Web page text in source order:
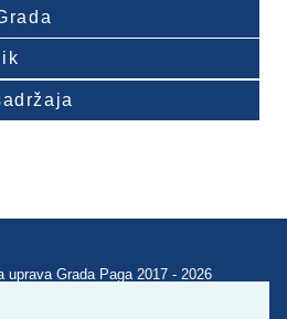
Grada Paga 2017 - 2026